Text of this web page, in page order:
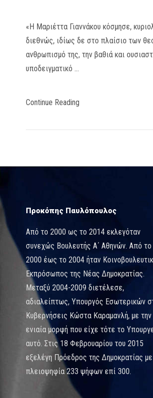
«Η Μαριέττα Γιαννάκου κόσμησε,
διεθνώς, ιδίως δε στο πλαίσιο των
ανθρωπισμό της, την βαθιά και
υποδειγματικό …
Continue Reading
Προκόπης Παυλόπουλος
Από το 2000 ως το 2014 εκλεγόταν
συνεχώς Βουλευτής Α΄ Αθηνών. Από το
2000 έως το 2004 ήταν
Εκπρόσωπος της Νέας Δημοκρατίας.
Μεταξύ 2004-2009 διετέλεσε,
αδιαλείπτως, Υπουργός Εσωτερικών
Κυβερνήσεις Κώστα Καραμανλή, με την
ενιαία μορφή που είχε τότε το
αυτό. Στις 18 Φεβρουαρίου του 2015
εξελέγη Πρόεδρος της Δημοκρατίας με
πλειοψηφία 233 ψήφων επί 300.